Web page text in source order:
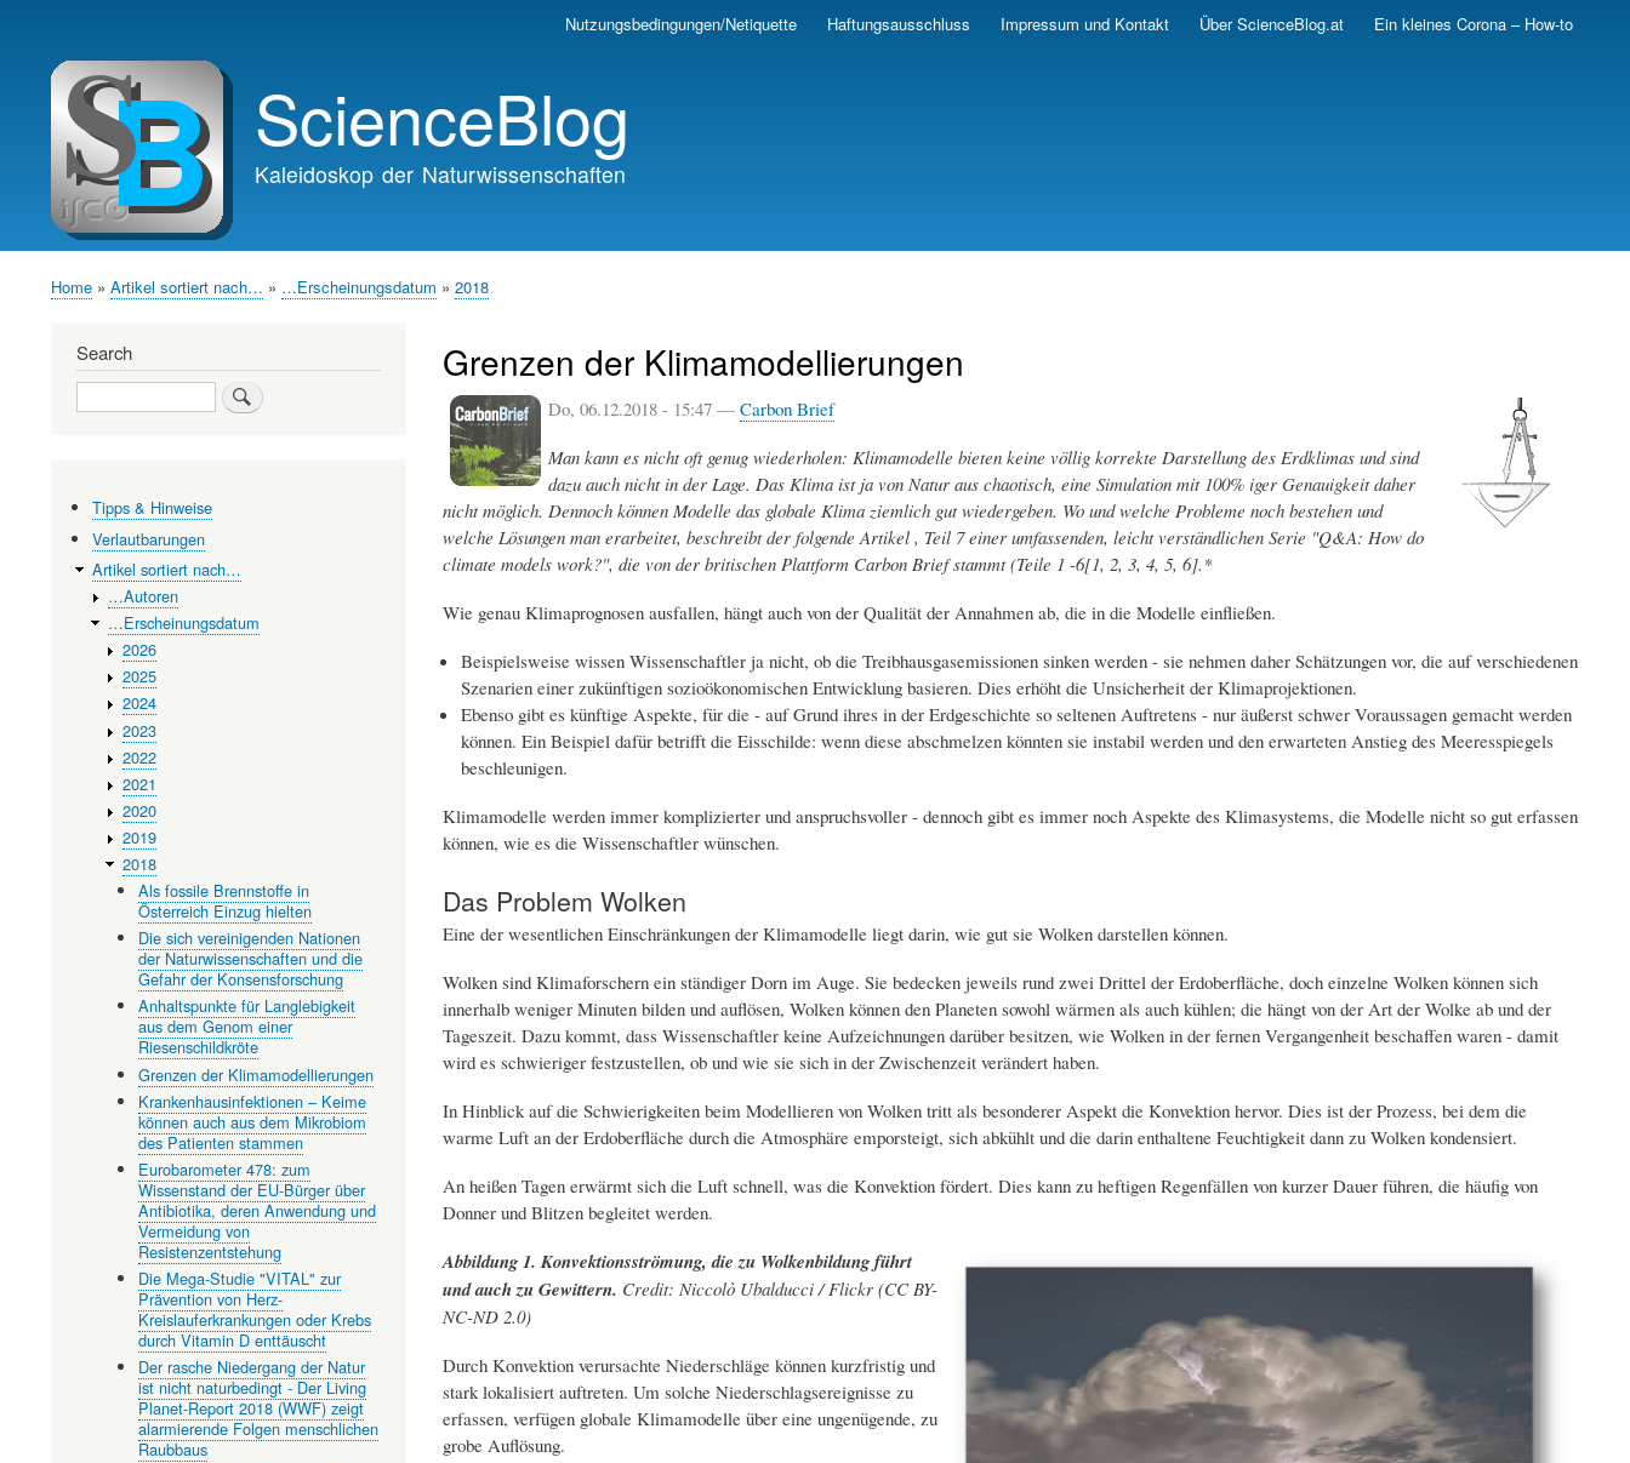
Skip
navigation
Nutzungsbedingungen/Netiquette Haftungsausschluss Impressum und Kontakt Über ScienceBlog.at Ein kleines Corona – How-to
ScienceBlog
Kaleidoskop der Naturwissenschaften
Home Artikel sortiert nach… …Erscheinungsdatum 2018
Grenzen der Klimamodellierungen
Do, 06.12.2018 - 15:47 — Carbon Brief
Man kann es nicht oft genug wiederholen: Klimamodelle bieten keine völlig korrekte Darstellung des Erdklimas und sind
dazu auch nicht in der Lage. Das Klima ist ja von Natur aus chaotisch, eine Simulation mit 100% iger Genauigkeit daher
nicht möglich. Dennoch können Modelle das globale Klima ziemlich gut wiedergeben. Wo und welche Probleme noch bestehen und
welche Lösungen man erarbeitet, beschreibt der folgende Artikel , Teil 7 einer umfassenden, leicht verständlichen Serie "Q&A: How do
climate models work?", die von der britischen Plattform Carbon Brief stammt (Teile 1 -6[1, 2, 3, 4, 5, 6].*
Wie genau Klimaprognosen ausfallen, hängt auch von der Qualität der Annahmen ab, die in die Modelle einfließen.
Beispielsweise wissen Wissenschaftler ja nicht, ob die Treibhausgasemissionen sinken werden - sie nehmen daher Schätzungen vor, die auf verschiedenen
Szenarien einer zukünftigen sozioökonomischen Entwicklung basieren. Dies erhöht die Unsicherheit der Klimaprojektionen.
Ebenso gibt es künftige Aspekte, für die - auf Grund ihres in der Erdgeschichte so seltenen Auftretens - nur äußerst schwer Voraussagen gemacht werden
können. Ein Beispiel dafür betrifft die Eisschilde: wenn diese abschmelzen könnten sie instabil werden und den erwarteten Anstieg des Meeresspiegels
beschleunigen.
Klimamodelle werden immer komplizierter und anspruchsvoller - dennoch gibt es immer noch Aspekte des Klimasystems, die Modelle nicht so gut erfassen
können, wie es die Wissenschaftler wünschen.
Das Problem Wolken
Eine der wesentlichen Einschränkungen der Klimamodelle liegt darin, wie gut sie Wolken darstellen können.
Wolken sind Klimaforschern ein ständiger Dorn im Auge. Sie bedecken jeweils rund zwei Drittel der Erdoberfläche, doch einzelne Wolken können sich
innerhalb weniger Minuten bilden und auflösen, Wolken können den Planeten sowohl wärmen als auch kühlen; die hängt von der Art der Wolke ab und der
Tageszeit. Dazu kommt, dass Wissenschaftler keine Aufzeichnungen darüber besitzen, wie Wolken in der fernen Vergangenheit beschaffen waren - damit
wird es schwieriger festzustellen, ob und wie sie sich in der Zwischenzeit verändert haben.
In Hinblick auf die Schwierigkeiten beim Modellieren von Wolken tritt als besonderer Aspekt die Konvektion hervor. Dies ist der Prozess, bei dem die
warme Luft an der Erdoberfläche durch die Atmosphäre emporsteigt, sich abkühlt und die darin enthaltene Feuchtigkeit dann zu Wolken kondensiert.
An heißen Tagen erwärmt sich die Luft schnell, was die Konvektion fördert. Dies kann zu heftigen Regenfällen von kurzer Dauer führen, die häufig von
Donner und Blitzen begleitet werden.
Abbildung 1. Konvektionsströmung, die zu Wolkenbildung führt
und auch zu Gewittern. Credit: Niccolò Ubalducci / Flickr (CC BY-
NC-ND 2.0 )
Durch Konvektion verursachte Niederschläge können kurzfristig und
stark lokalisiert auftreten. Um solche Niederschlagsereignisse zu
erfassen, verfügen globale Klimamodelle über eine ungenügende, zu
grobe Auflösung.
Search
Search
Tipps & Hinweise
Verlautbarungen
Artikel sortiert nach…
…Autoren
…Erscheinungsdatum
2026
2025
2024
2023
2022
2021
2020
2019
2018
Als fossile Brennstoffe in
Österreich Einzug hielten
Die sich vereinigenden Nationen
der Naturwissenschaften und die
Gefahr der Konsensforschung
Anhaltspunkte für Langlebigkeit
aus dem Genom einer
Riesenschildkröte
Grenzen der Klimamodellierungen
Krankenhausinfektionen – Keime
können auch aus dem Mikrobiom
des Patienten stammen
Eurobarometer 478: zum
Wissenstand der EU-Bürger über
Antibiotika, deren Anwendung und
Vermeidung von
Resistenzentstehung
Die Mega-Studie "VITAL" zur
Prävention von Herz-
Kreislauferkrankungen oder Krebs
durch Vitamin D enttäuscht
Der rasche Niedergang der Natur
ist nicht naturbedingt - Der Living
Planet-Report 2018 (WWF) zeigt
alarmierende Folgen menschlichen
Raubbaus